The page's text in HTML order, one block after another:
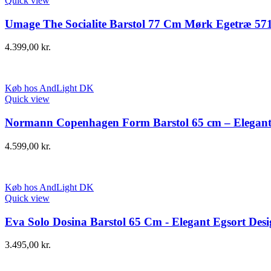
Umage The Socialite Barstol 77 Cm Mørk Egetræ
4.399,00 kr.
Køb hos AndLight DK
Quick view
Normann Copenhagen Form Barstol 65 cm –
4.599,00 kr.
Køb hos AndLight DK
Quick view
Eva Solo Dosina Barstol 65 Cm - Elegant Egsort
3.495,00 kr.